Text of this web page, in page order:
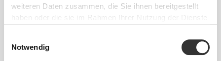
weiteren Daten zusammen, die Sie ihnen bereitgestellt
haben oder die sie im Rahmen Ihrer Nutzung der Dienste
Notwendig
22.7
6
9.2"